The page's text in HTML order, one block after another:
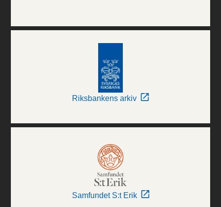
Riksbankens arkiv
Samfundet S:t Erik